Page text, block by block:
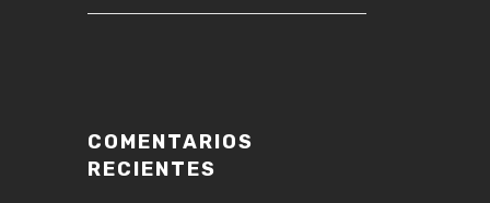
COMENTARIOS
RECIENTES